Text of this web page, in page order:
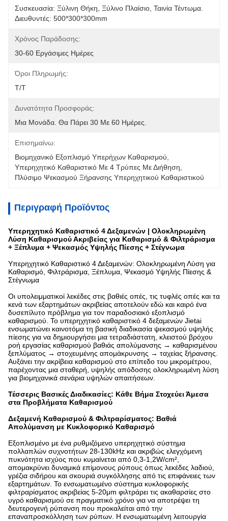
Συσκευασία: Ξύλινη Θήκη, Ξύλινο Πλαίσιο, Ταινία Τέντωμα.
Διευθυντές: 500*300*300mm
Χρόνος Παράδοσης:
30-60 Εργάσιμες Ημέρες
Όροι Πληρωμής:
T/T
Δυνατότητα Προσφοράς:
Μια Μονάδα. Θα Πάρει 30 Με 60 Ημέρες.
Επισημαίνω:
Βιομηχανικό Εξοπλισμό Υπερήχων Καθαρισμού
Υπερηχητικό Καθαριστικό Με 4 Τρύπες Με Διήθηση
Πλύσιμο Ψεκασμού Ξήρανσης Υπερηχητικού Καθαριστικού
Περιγραφή Προϊόντος
Υπερηχητικό Καθαριστικό 4 Δεξαμενών | Ολοκληρωμένη
Λύση Καθαρισμού Ακριβείας για Καθαρισμό & Φιλτράρισμα
+ Ξέπλυμα + Ψεκασμός Υψηλής Πίεσης + Στέγνωμα
Υπερηχητικό Καθαριστικό 4 Δεξαμενών: Ολοκληρωμένη Λύση για
Καθαρισμό, Φιλτράρισμα, Ξέπλυμα, Ψεκασμό Υψηλής Πίεσης &
Στέγνωμα
Οι υπολειμματικοί λεκέδες στις βαθιές οπές, τις τυφλές οπές και τα
κενά των εξαρτημάτων ακριβείας αποτελούν εδώ και καιρό ένα
δυσεπίλυτο πρόβλημα για τον παραδοσιακό εξοπλισμό
καθαρισμού. Το υπερηχητικό καθαριστικό 4 δεξαμενών Jietai
ενσωματώνει καινοτόμα τη βασική διαδικασία ψεκασμού υψηλής
πίεσης για να δημιουργήσει μια τετραδιάστατη, κλειστού βρόχου
ροή εργασίας καθαρισμού βαθιάς απολύμανσης → καθαρισμένου
ξεπλύματος → στοχευμένης απομάκρυνσης → ταχείας ξήρανσης.
Αυξάνει την ακρίβεια καθαρισμού στο επίπεδο του μικρομέτρου,
παρέχοντας μια σταθερή, υψηλής απόδοσης ολοκληρωμένη λύση
για βιομηχανικά σενάρια υψηλών απαιτήσεων.
Τέσσερις Βασικές Διαδικασίες: Κάθε Βήμα Στοχεύει Άμεσα
στα Προβλήματα Καθαρισμού
Δεξαμενή Καθαρισμού & Φιλτραρίσματος: Βαθιά
Απολύμανση με Κυκλοφορικό Καθαρισμό
Εξοπλισμένο με ένα ρυθμιζόμενο υπερηχητικό σύστημα
πολλαπλών συχνοτήτων 28-130kHz και ακριβώς ελεγχόμενη
πυκνότητα ισχύος που κυμαίνεται από 0,3-1,2W/cm²,
απομακρύνει δυναμικά επίμονους ρύπους όπως λεκέδες λαδιού,
γρέζια σιδήρου και σκουριά συγκόλλησης από τις επιφάνειες των
εξαρτημάτων. Το ενσωματωμένο σύστημα κυκλοφορικής
φιλτραρίσματος ακριβείας 5-20μm φιλτράρει τις ακαθαρσίες στο
υγρό καθαρισμού σε πραγματικό χρόνο για να αποτρέψει τη
δευτερογενή ρύπανση που προκαλείται από την
επαναπροσκόλληση των ρύπων. Η ενσωματωμένη λειτουργία